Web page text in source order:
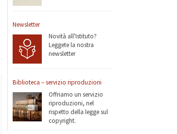
Newsletter
Novità all'Istituto?
Leggete la nostra
newsletter
Biblioteca – servizio riproduzioni
Offriamo un servizio
riproduzioni, nel
rispetto della legge sul
copyright.